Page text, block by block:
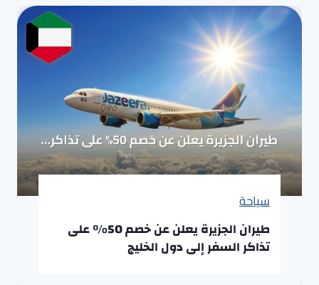
سياحة
طيران الجزيرة يعلن عن خصم 50% على
تذاكر السفر إلى دول الخليج